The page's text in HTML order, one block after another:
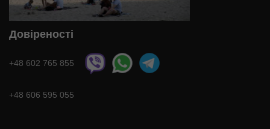
Довіреності
+48 602 765 855
+48 606 595 055